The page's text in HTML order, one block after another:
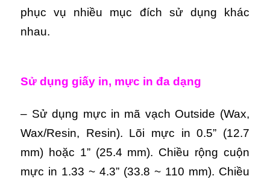
phục vụ nhiều mục đích sử dụng khác
nhau.
Sử dụng giấy in, mực in đa dạng
– Sử dụng mực in mã vạch Outside (Wax,
Wax/Resin, Resin). Lõi mực in 0.5” (12.7
mm) hoặc 1” (25.4 mm). Chiều rộng cuộn
mực in 1.33 ~ 4.3” (33.8 ~ 110 mm). Chiều